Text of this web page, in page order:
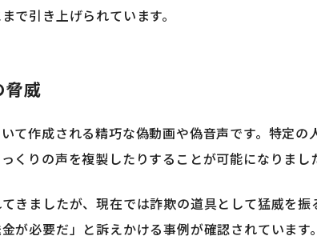
で引き上げられています。
脅威
て作成される精巧な偽動画や偽音声です。特定
くりの声を複製したりすることが可能になりまし
きましたが、現在では詐欺の道具として猛威を
が必要だ」と訴えかける事例が確認されていま